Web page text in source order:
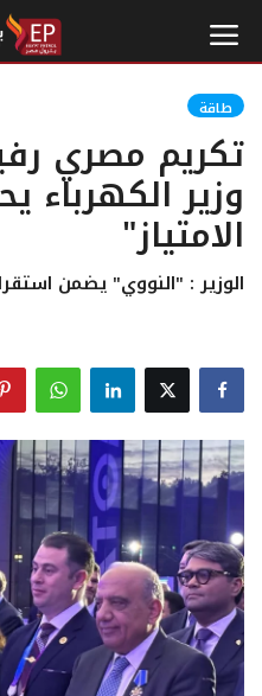
الرئيسية
إتصل بنا
بترول
اقتصاد وأموال
طاقة
غاز
تعدين
اتصالات وتكنولوجيا
طاقة
تكريم مصري
وزير
الامتياز"
الوزير : "النووي" يضمن